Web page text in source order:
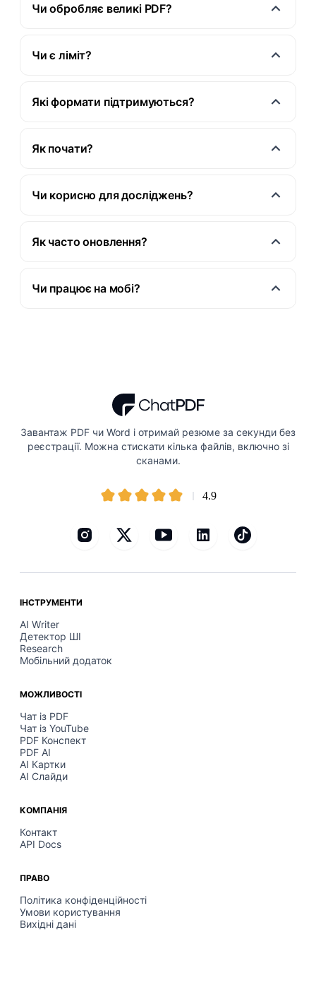
Чи обробляє великі PDF?
Чи є ліміт?
Які формати підтримуються?
Як почати?
Чи корисно для досліджень?
Як часто оновлення?
Чи працює на мобі?
Завантаж PDF чи Word і отримай резюме за секунди без
реєстрації. Можна стискати кілька файлів, включно зі
сканами.
4.9
ІНСТРУМЕНТИ
AI Writer
Детектор ШІ
Research
Мобільний додаток
МОЖЛИВОСТІ
Чат із PDF
Чат із YouTube
PDF Конспект
PDF AI
AI Картки
AI Слайди
КОМПАНІЯ
Контакт
API Docs
ПРАВО
Політика конфіденційності
Умови користування
Вихідні дані